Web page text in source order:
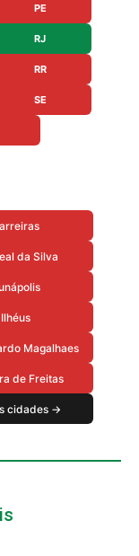
PE
RJ
RR
SE
da Silva
Ilhéus
Magalhaes
de Freitas
cidades →